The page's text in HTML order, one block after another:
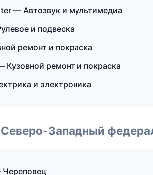
— Автозвук и мультимедиа
и подвеска
ремонт и покраска
ремонт и покраска
и электроника
Западный
Череповец